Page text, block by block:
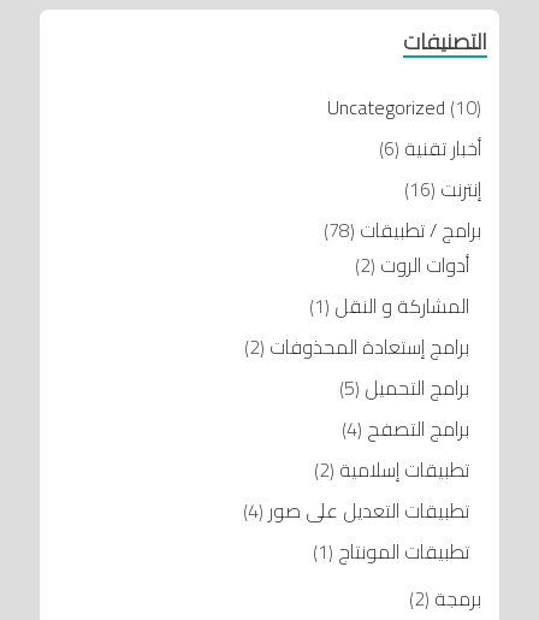
التصنيفات
Uncategorized (10)
أخبار تقنية (6)
إنترنت (16)
برامج / تطبيقات (78)
أدوات الروت (2)
المشاركة و النقل (1)
برامج إستعادة المحذوفات (2)
برامج التحميل (5)
برامج التصفح (4)
تطبيقات إسلامية (2)
تطبيقات التعديل على صور (4)
تطبيقات المونتاج (1)
برمجة (2)